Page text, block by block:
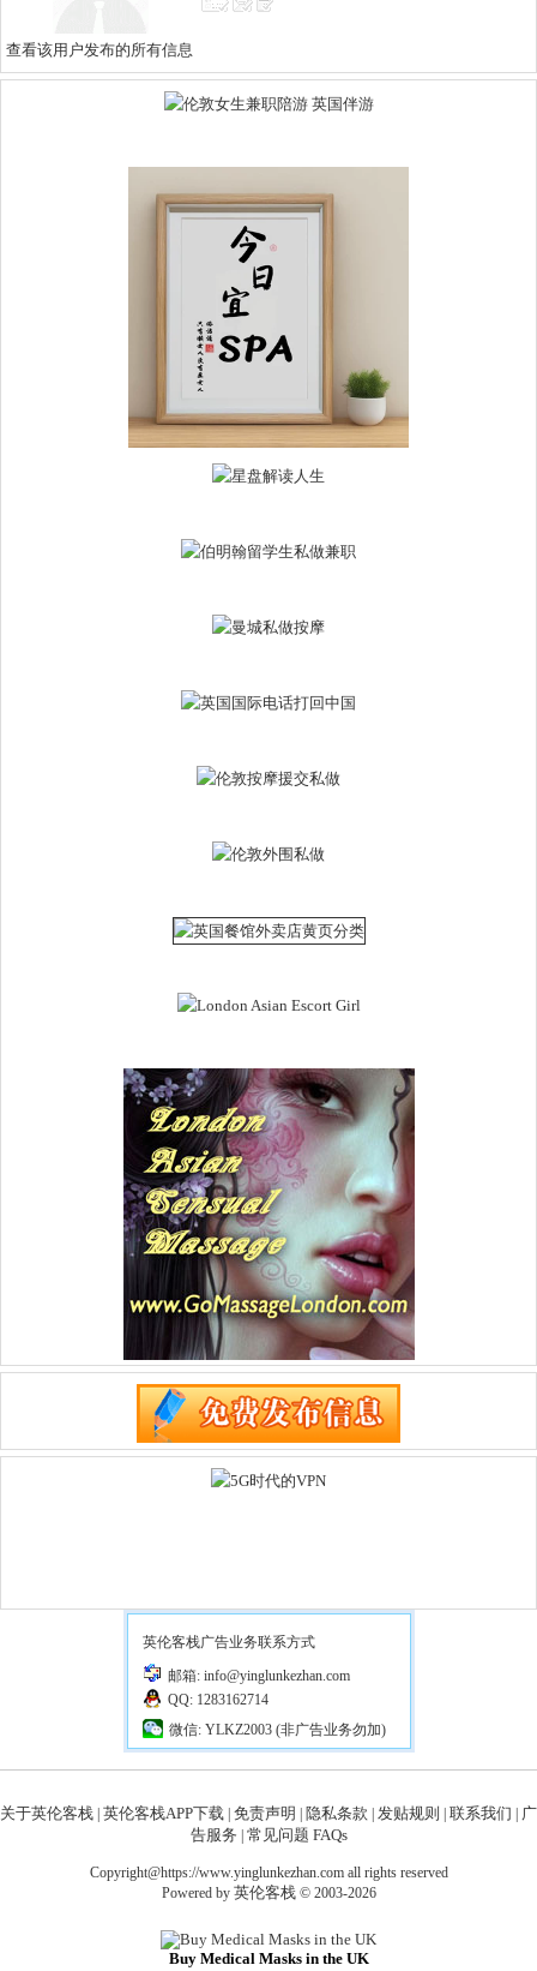
查看该用户发布的所有信息
英伦客栈广告业务联系方式
邮箱: info@yinglunkezhan.com
QQ: 1283162714
微信: YLKZ2003 (非广告业务勿加)
关于英伦客栈 英伦客栈APP下载 免责声明 隐私条款 发贴规则 联系我们
广
告服务 常见问题 FAQs
Copyright@https://www.yinglunkezhan.com all rights reserved
Powered by 英伦客栈 © 2003-2026
Buy Medical Masks in the UK